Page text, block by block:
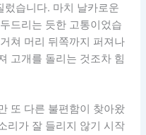
렀습니다. 마치 날카로운
드리는 듯한 고통이었습
쳐 머리 뒤쪽까지 퍼져나
고개를 돌리는 것조차 힘
또 다른 불편함이 찾아왔
리가 잘 들리지 않기 시작